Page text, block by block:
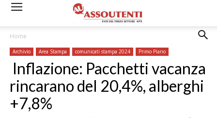
Home
Archivio Area Stampa comunicati stampa 2024 Primo Piano
Inflazione: Pacchetti vacanza
rincarano del 20,4%, alberghi
+7,8%